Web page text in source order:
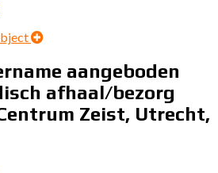
aangeboden
afhaal/bezorg
Zeist, Utrecht,